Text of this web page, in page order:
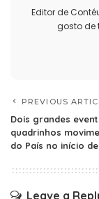
Editor de
gosto de
PREVIOUS
Dois grandes
quadrinhos
do País no início
Leave a